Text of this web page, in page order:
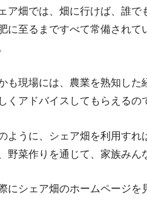
ア畑では、畑に行けば、誰
に至るまですべて常備されて
も現場には、農業を熟知した
くアドバイスしてもらえるの
ように、シェア畑を利用す
野菜作りを通じて、家族みん
にシェア畑のホームページを